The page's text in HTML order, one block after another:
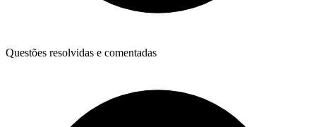
Questões resolvidas e comentadas